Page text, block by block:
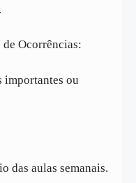
Ocorrências:
importantes ou
das aulas semanais.